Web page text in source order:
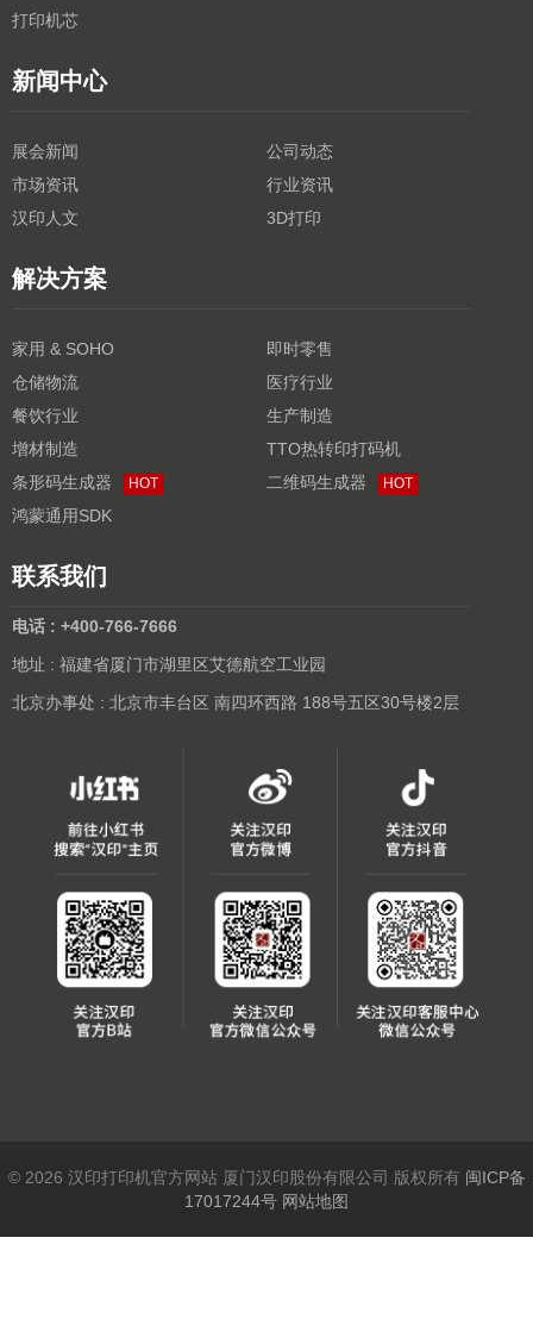
打印机芯
新闻中心
展会新闻
公司动态
市场资讯
行业资讯
汉印人文
3D打印
解决方案
家用 & SOHO
即时零售
仓储物流
医疗行业
餐饮行业
生产制造
增材制造
TTO热转印打码机
条形码生成器
HOT 二维码生成器 HOT
鸿蒙通用SDK
联系我们
电话 : +400-766-7666
地址 : 福建省厦门市湖里区艾德航空工业园
北京办事处 : 北京市丰台区 南四环西路 188号五区30号楼2层
© 2026 汉印打印机官方网站 厦门汉印股份有限公司 版权所有 闽ICP备
17017244号 网站地图